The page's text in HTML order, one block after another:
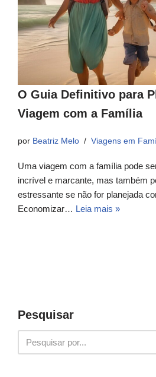
O Guia Definitivo para
Viagem com a Família
por Beatriz Melo Viagens em
Uma viagem com a família pode
incrível e marcante, mas também
estressante se não for planejada
Economizar… Leia mais »
Pesquisar